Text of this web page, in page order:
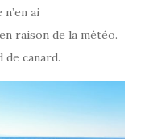
ai
raison de la météo.
canard.